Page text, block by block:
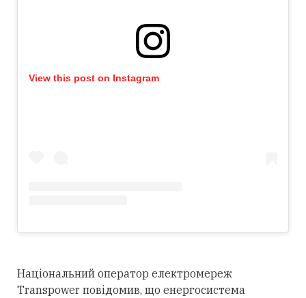
View this post on Instagram
Національний оператор електромереж
Transpower повідомив, що енергосистема